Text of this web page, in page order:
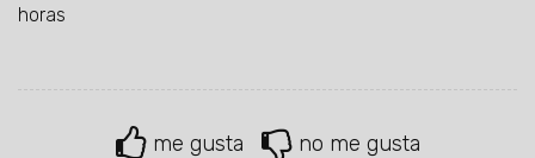
horas
me gusta no me gusta